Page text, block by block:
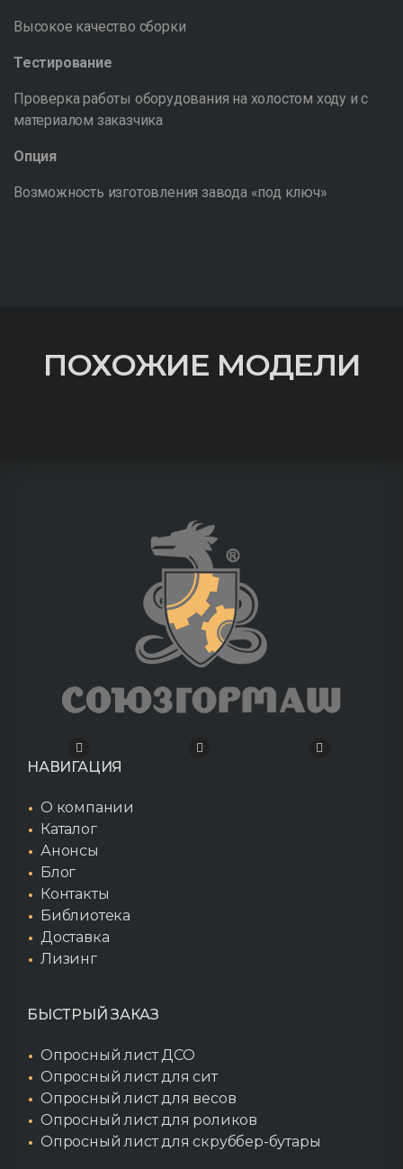
Высокое качество сборки
Тестирование
Проверка работы оборудования на холостом ходу и с
материалом заказчика
Опция
Возможность изготовления завода «под ключ»
ПОХОЖИЕ МОДЕЛИ
НАВИГАЦИЯ
О компании
Каталог
Анонсы
Блог
Контакты
Библиотека
Доставка
Лизинг
БЫСТРЫЙ ЗАКАЗ
Опросный лист ДСО
Опросный лист для сит
Опросный лист для весов
Опросный лист для роликов
Опросный лист для скруббер-бутары